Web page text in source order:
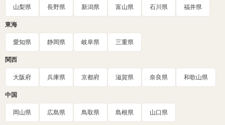
山梨県 長野県 新潟県 富山県 石川県 福井県
東海
愛知県 静岡県 岐阜県 三重県
関西
大阪府 兵庫県 京都府 滋賀県 奈良県 和歌山県
中国
岡山県 広島県 鳥取県 島根県 山口県